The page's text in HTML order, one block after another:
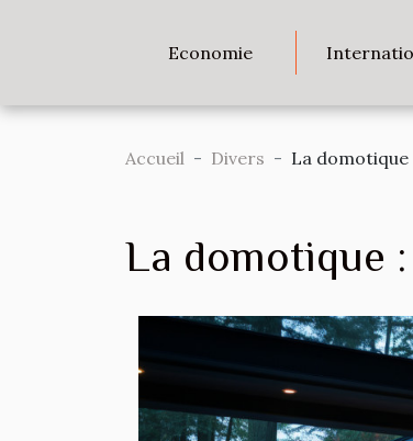
Economie
Accueil Divers La domotique
La domotique